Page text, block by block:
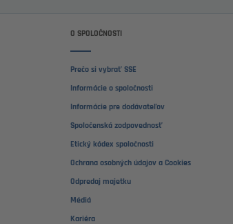
O SPOLOČNOSTI
Prečo si vybrať SSE
Informácie o spoločnosti
Informácie pre dodávateľov
Spoločenská zodpovednosť
Etický kódex spoločnosti
Ochrana osobných údajov a Cookies
Odpredaj majetku
Médiá
Kariéra